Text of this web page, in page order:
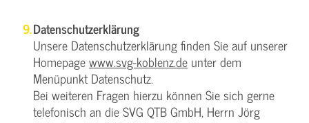
Datenschutzerklärung
Unsere Datenschutzerklärung finden Sie auf unserer
Homepagewww.svg-koblenz.de unter dem
Menüpunkt Datenschutz.
Bei weiteren Fragen hierzu können Sie sich gerne
telefonisch an die SVG QTB GmbH, Herrn Jörg